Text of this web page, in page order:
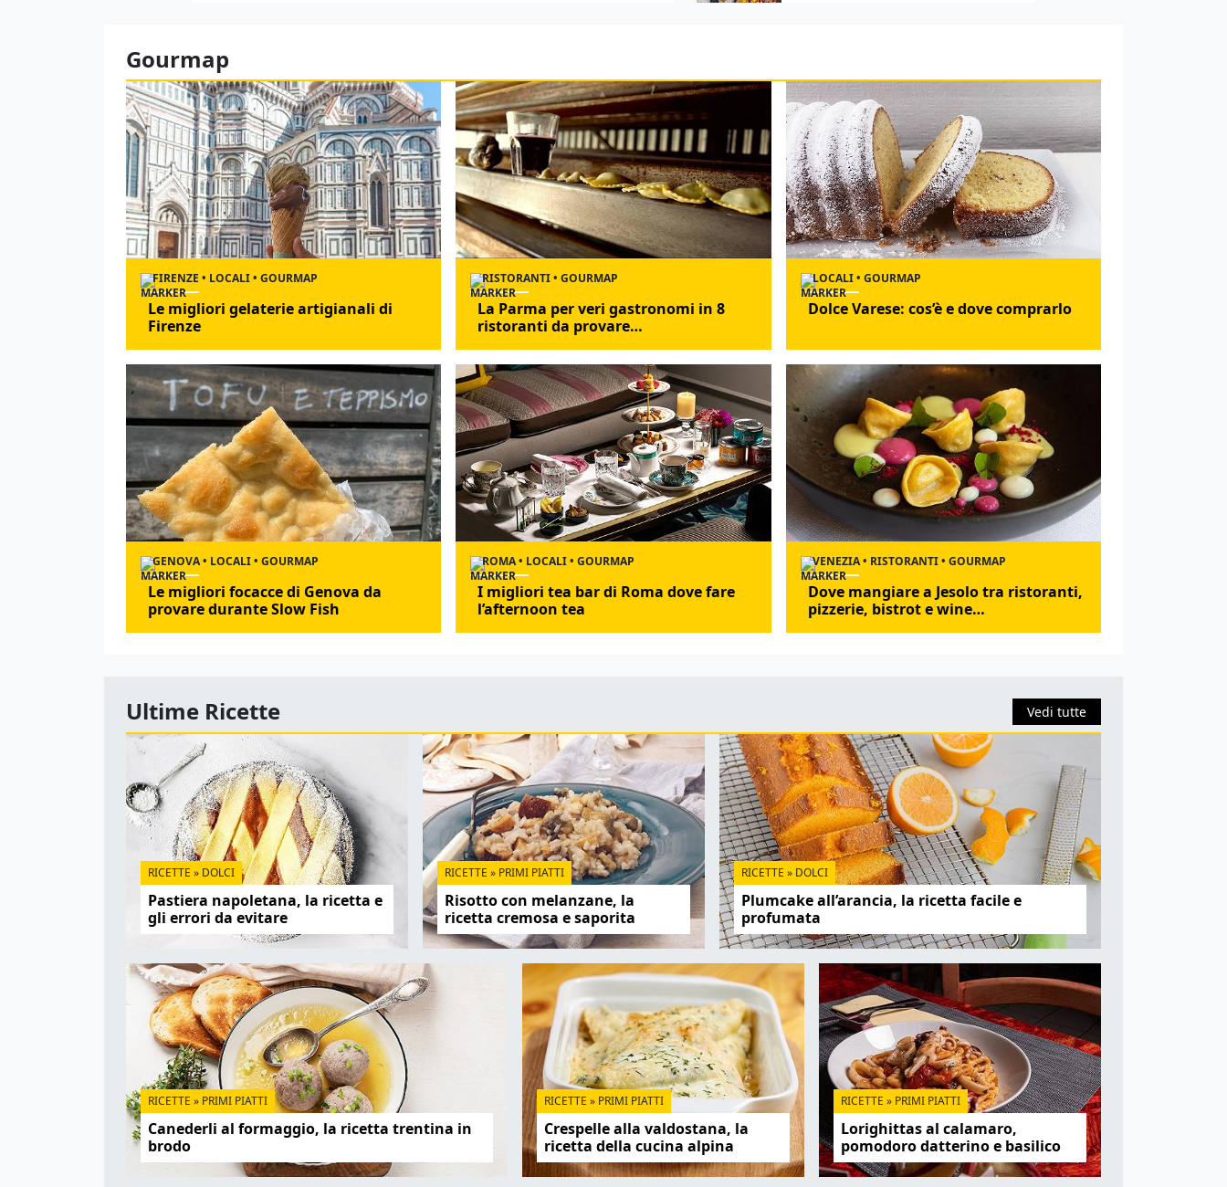
Gourmap
FIRENZE • LOCALI • GOURMAP
Le migliori gelaterie artigianali di
Firenze
RISTORANTI • GOURMAP
La Parma per veri gastronomi in 8
ristoranti da provare…
LOCALI • GOURMAP
Dolce Varese: cos’è e dove comprarlo
GENOVA • LOCALI • GOURMAP
Le migliori focacce di Genova da
provare durante Slow Fish
ROMA • LOCALI • GOURMAP
I migliori tea bar di Roma dove fare
l’afternoon tea
VENEZIA • RISTORANTI • GOURMAP
Dove mangiare a Jesolo tra ristoranti,
pizzerie, bistrot e wine…
Ultime Ricette Vedi tutte
RICETTE » DOLCI
Pastiera napoletana, la ricetta e
gli errori da evitare
RICETTE» PRIMI PIATTI
Risotto con melanzane, la
ricetta cremosa e saporita
RICETTE» DOLCI
Plumcake all’arancia, la ricetta facile e
profumata
RICETTE » PRIMI PIATTI
Canederli al formaggio, la ricetta trentina in
brodo
RICETTE »PRIMI PIATTI
Crespelle alla valdostana, la
ricetta della cucina alpina
RICETTE »PRIMI PIATTI
Lorighittas al calamaro,
pomodoro datterino e basilico